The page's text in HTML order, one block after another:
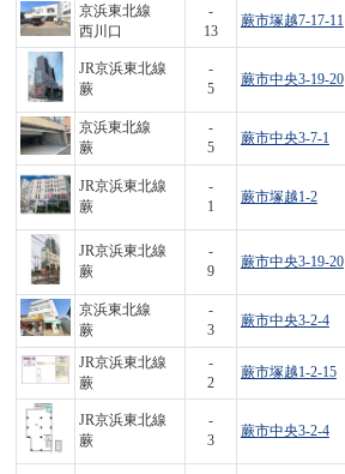
京浜東北線
西川口
-
13
蕨市塚越7-17-11
JR京浜東北線
蕨
-
5
蕨市中央3-19-20
京浜東北線
蕨
-
5
蕨市中央3-7-1
JR京浜東北線
蕨
-
1
蕨市塚越1-2
JR京浜東北線
蕨
-
9
蕨市中央3-19-20
京浜東北線
蕨
-
3
蕨市中央3-2-4
JR京浜東北線
蕨
-
2
蕨市塚越1-2-15
JR京浜東北線
蕨
-
3
蕨市中央3-2-4